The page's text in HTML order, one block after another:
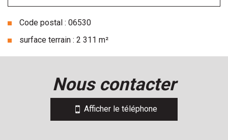
Code postal : 06530
surface terrain : 2 311 m²
la ville de le tignet (06530)
nous contacter
Afficher le téléphone